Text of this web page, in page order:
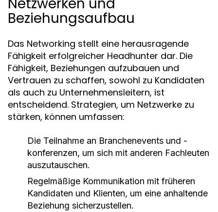
Beziehungsaufbau
Das Networking stellt eine herausragende
Fähigkeit erfolgreicher Headhunter dar. Die
Fähigkeit, Beziehungen aufzubauen und
Vertrauen zu schaffen, sowohl zu Kandidaten
als auch zu Unternehmensleitern, ist
entscheidend. Strategien, um Netzwerke zu
stärken, können umfassen:
Die Teilnahme an Branchenevents und -
konferenzen, um sich mit anderen Fachleuten
auszutauschen.
Regelmäßige Kommunikation mit früheren
Kandidaten und Klienten, um eine anhaltende
Beziehung sicherzustellen.